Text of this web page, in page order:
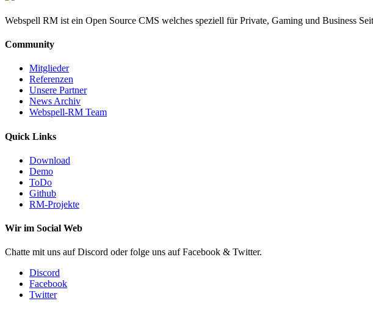
Webspell RM ist ein Open Source CMS welches speziell für Private, Gaming und Business
Community
Mitglieder
Referenzen
Unsere Partner
News Archiv
Webspell-RM Team
Quick Links
Download
Demo
ToDo
Github
RM-Projekte
Wir im Social Web
Chatte mit uns auf Discord oder folge uns auf Facebook & Twitter.
Discord
Facebook
Twitter